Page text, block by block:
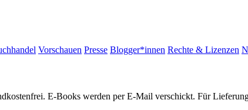
Vorschauen Presse Blogger*innen Rechte & Lizenzen
E-Books werden per E-Mail verschickt. Für